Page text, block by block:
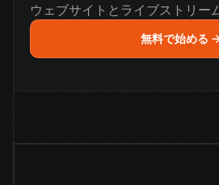
ウェブサイトとライブストリー
無料で始める